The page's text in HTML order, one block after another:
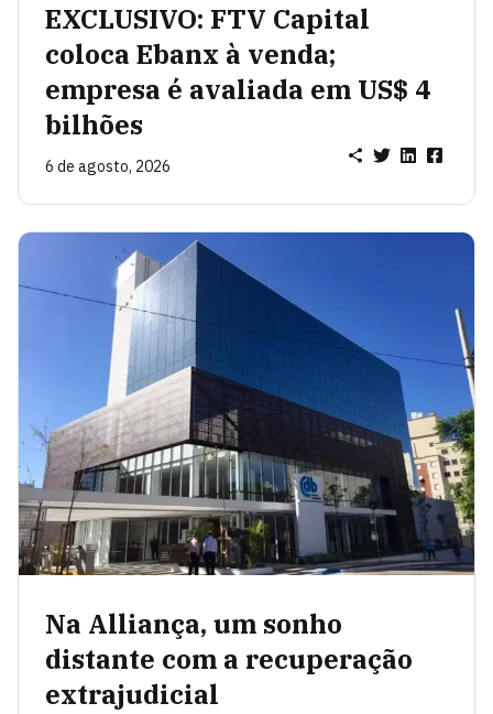
EXCLUSIVO: FTV Capital
coloca Ebanx à venda;
empresa é avaliada em US$ 4
bilhões
6 de agosto, 2026
Na Alliança, um sonho
distante com a recuperação
extrajudicial